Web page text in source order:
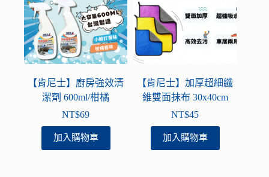
【肯尼士】廚房強效清
潔劑 600ml/柑橘
NT$69
加入購物車
【肯尼士】加厚超細纖
維雙面抹布 30x40cm
NT$45
加入購物車